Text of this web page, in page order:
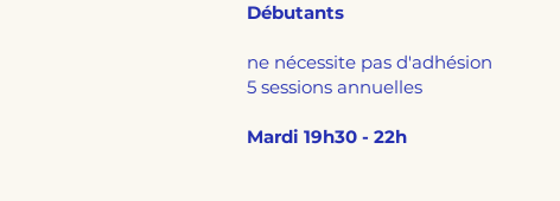
Débutants
ne nécessite pas d'adhésion
5 sessions annuelles
Mardi 19h30 - 22h